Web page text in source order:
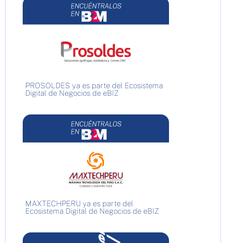
PROSOLDES ya es parte del Ecosistema
Digital de Negocios de eBIZ
MAXTECHPERU ya es parte del
Ecosistema Digital de Negocios de eBIZ